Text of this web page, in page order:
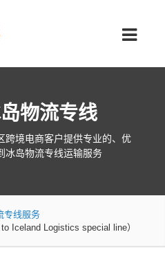
物流专线
跨境电商客户提供专业的、优
冰岛物流专线运输服务
专线服务
to Iceland Logistics special line）